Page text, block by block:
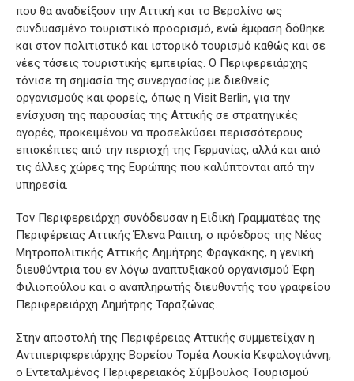
που θα αναδείξουν την Αττική και το Βερολίνο ως
συνδυασμένο τουριστικό προορισμό, ενώ έμφαση δόθηκε
και στον πολιτιστικό και ιστορικό τουρισμό καθώς και σε
νέες τάσεις τουριστικής εμπειρίας. Ο Περιφερειάρχης
τόνισε τη σημασία της συνεργασίας με διεθνείς
οργανισμούς και φορείς, όπως η Visit Berlin, για την
ενίσχυση της παρουσίας της Αττικής σε στρατηγικές
αγορές, προκειμένου να προσελκύσει περισσότερους
επισκέπτες από την περιοχή της Γερμανίας, αλλά και από
τις άλλες χώρες της Ευρώπης που καλύπτονται από την
υπηρεσία.
Τον Περιφερειάρχη συνόδευσαν η Ειδική Γραμματέας της
Περιφέρειας Αττικής Έλενα Ράπτη, ο πρόεδρος της Νέας
Μητροπολιτικής Αττικής Δημήτρης Φραγκάκης, η γενική
διευθύντρια του εν λόγω αναπτυξιακού οργανισμού Έφη
Φιλιοπούλου και ο αναπληρωτής διευθυντής του γραφείου
Περιφερειάρχη Δημήτρης Ταραζώνας.
Στην αποστολή της Περιφέρειας Αττικής συμμετείχαν η
Αντιπεριφερειάρχης Βορείου Τομέα Λουκία Κεφαλογιάννη,
ο Εντεταλμένος Περιφερειακός Σύμβουλος Τουρισμού